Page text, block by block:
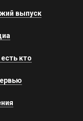
выпуск
есть кто